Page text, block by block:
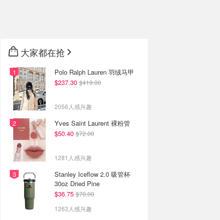
大家都在抢
Polo Ralph Lauren 羽绒马甲
$237.30 $419.00
2056人感兴趣
Yves Saint Laurent 裸粉管
$50.40 $72.00
1281人感兴趣
Stanley Iceflow 2.0 吸管杯
30oz Dried Pine
$36.75 $70.00
1263人感兴趣